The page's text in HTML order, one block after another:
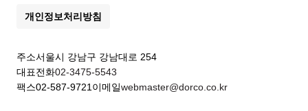
개인정보처리방침
주소서울시 강남구 강남대로 254
대표전화02-3475-5543
팩스02-587-9721 이메일webmaster@dorco.co.kr